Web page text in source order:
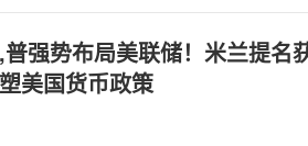
强势布局美联储！米兰提名
美国货币政策